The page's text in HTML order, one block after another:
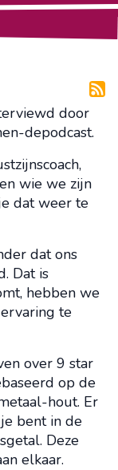
door
depodcast.
wie we zijn
dat weer te
dat ons
Dat is
hebben we
te
over 9 star
op de
hout. Er
bent in de
Deze
elkaar.